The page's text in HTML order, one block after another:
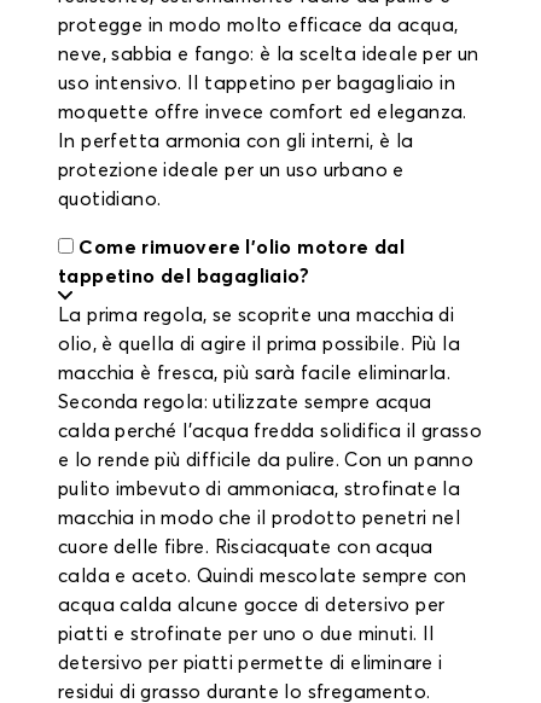
protegge in modo molto efficace da acqua,
neve, sabbia e fango: è la scelta ideale per un
uso intensivo. Il tappetino per bagagliaio in
moquette offre invece comfort ed eleganza.
In perfetta armonia con gli interni, è la
protezione ideale per un uso urbano e
quotidiano.
Come rimuovere l'olio motore dal
tappetino del bagagliaio?
La prima regola, se scoprite una macchia di
olio, è quella di agire il prima possibile. Più la
macchia è fresca, più sarà facile eliminarla.
Seconda regola: utilizzate sempre acqua
calda perché l'acqua fredda solidifica il grasso
e lo rende più difficile da pulire. Con un panno
pulito imbevuto di ammoniaca, strofinate la
macchia in modo che il prodotto penetri nel
cuore delle fibre. Risciacquate con acqua
calda e aceto. Quindi mescolate sempre con
acqua calda alcune gocce di detersivo per
piatti e strofinate per uno o due minuti. Il
detersivo per piatti permette di eliminare i
residui di grasso durante lo sfregamento.